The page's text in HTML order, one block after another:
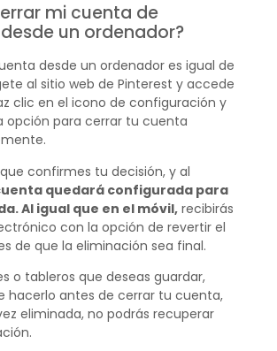
mi cuenta de
un ordenador?
desde un ordenador es igual de
al sitio web de Pinterest y accede
clic en el icono de configuración y
opción para cerrar tu cuenta
confirmes tu decisión, y al
quedará configurada para
Al igual que en el móvil,recibirás
con la opción de revertir el
de que la eliminación sea final.
o tableros que deseas guardar,
hacerlo antes de cerrar tu cuenta,
eliminada, no podrás recuperar